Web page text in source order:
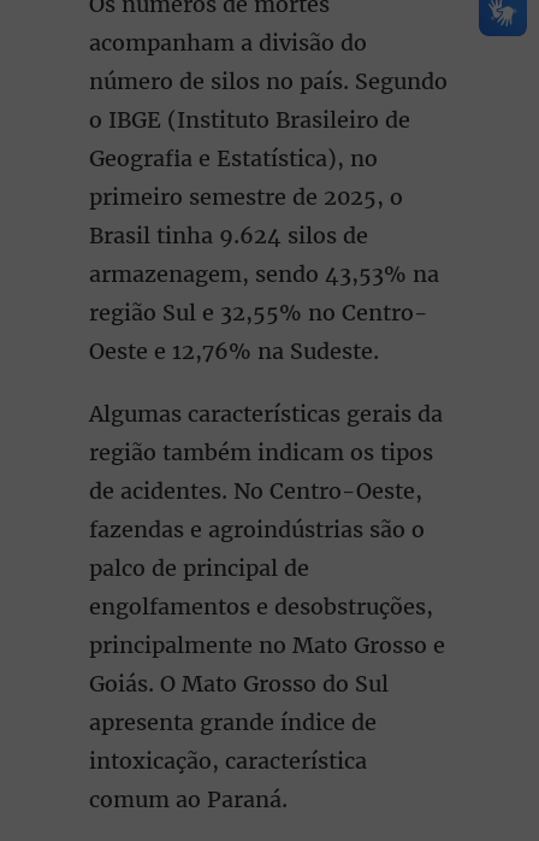
acompanham a divisão do
número de silos no país. Segundo
o IBGE (Instituto Brasileiro de
Geografia e Estatística), no
primeiro semestre de 2025, o
Brasil tinha 9.624 silos de
armazenagem, sendo 43,53% na
região Sul e 32,55% no Centro-
Oeste e 12,76% na Sudeste.
Algumas características gerais da
região também indicam os tipos
de acidentes. No Centro-Oeste,
fazendas e agroindústrias são o
palco de principal de
engolfamentos e desobstruções,
principalmente no Mato Grosso e
Goiás. O Mato Grosso do Sul
apresenta grande índice de
intoxicação, característica
comum ao Paraná.